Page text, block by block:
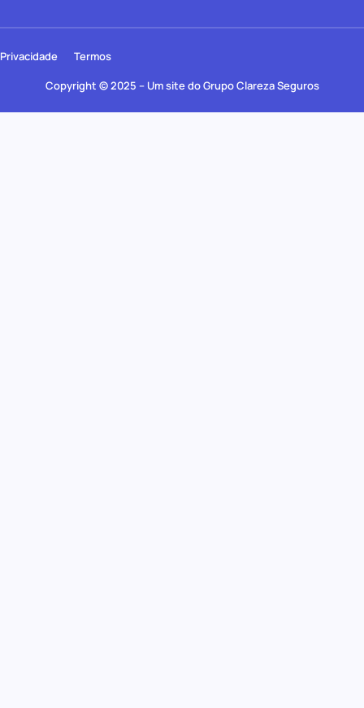
Copyright © 2025 – Um site do Grupo Clareza Seguros
Privacidade Termos